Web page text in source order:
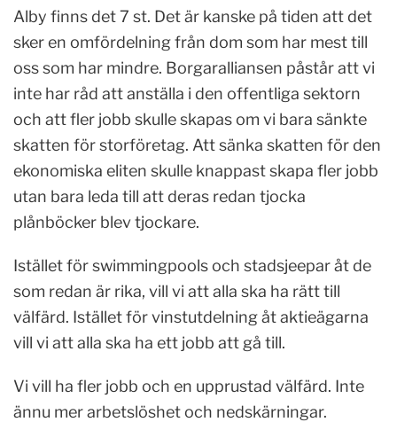
Alby finns det 7 st. Det är kanske på tiden att det
sker en omfördelning från dom som har mest till
oss som har mindre. Borgaralliansen påstår att vi
inte har råd att anställa i den offentliga sektorn
och att fler jobb skulle skapas om vi bara sänkte
skatten för storföretag. Att sänka skatten för den
ekonomiska eliten skulle knappast skapa fler jobb
utan bara leda till att deras redan tjocka
plånböcker blev tjockare.
Istället för swimmingpools och stadsjeepar åt de
som redan är rika, vill vi att alla ska ha rätt till
välfärd. Istället för vinstutdelning åt aktieägarna
vill vi att alla ska ha ett jobb att gå till.
Vi vill ha fler jobb och en upprustad välfärd. Inte
ännu mer arbetslöshet och nedskärningar.